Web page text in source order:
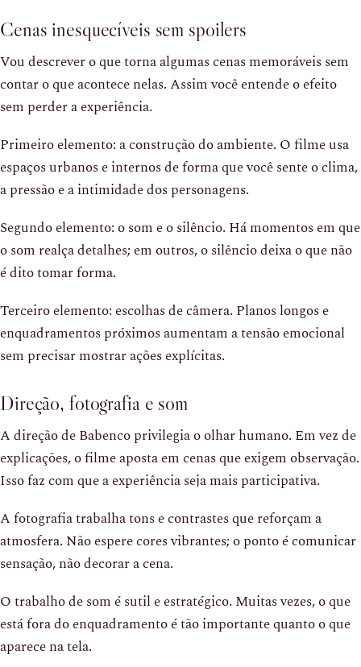
Cenas inesquecíveis sem spoilers
Vou descrever o que torna algumas cenas memoráveis sem
contar o que acontece nelas. Assim você entende o efeito
sem perder a experiência.
Primeiro elemento: a construção do ambiente. O filme usa
espaços urbanos e internos de forma que você sente o clima,
a pressão e a intimidade dos personagens.
Segundo elemento: o som e o silêncio. Há momentos em que
o som realça detalhes; em outros, o silêncio deixa o que não
é dito tomar forma.
Terceiro elemento: escolhas de câmera. Planos longos e
enquadramentos próximos aumentam a tensão emocional
sem precisar mostrar ações explícitas.
Direção, fotografia e som
A direção de Babenco privilegia o olhar humano. Em vez de
explicações, o filme aposta em cenas que exigem observação.
Isso faz com que a experiência seja mais participativa.
A fotografia trabalha tons e contrastes que reforçam a
atmosfera. Não espere cores vibrantes; o ponto é comunicar
sensação, não decorar a cena.
O trabalho de som é sutil e estratégico. Muitas vezes, o que
está fora do enquadramento é tão importante quanto o que
aparece na tela.